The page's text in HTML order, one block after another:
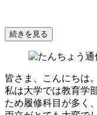
続きを見る
皆さま、こんにちは
私は大学では教育学
ため履修科目が多く